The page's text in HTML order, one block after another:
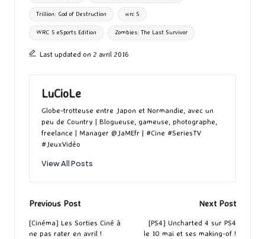
Trillion: God of Destruction wrc 5
WRC 5 eSports Edition Zombies: The Last Survivor
Last updated on 2 avril 2016
LuCioLe
Globe-trotteuse entre Japon et Normandie, avec un
peu de Country | Blogueuse, gameuse, photographe,
freelance | Manager @JaMEfr | #Cine #SeriesTV
#JeuxVidéo
View All Posts
Post
navigation
Previous Post
[Cinéma] Les Sorties Ciné à
ne pas rater en avril !
Next Post
[PS4] Uncharted 4 sur PS4
le 10 mai et ses making-of !